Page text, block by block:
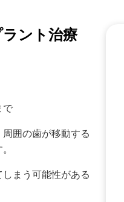
ント治療
で
囲の歯が移動する
まう可能性がある